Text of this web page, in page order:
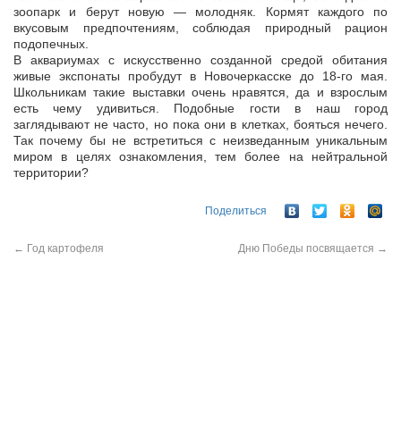
зоопарк и берут новую — молодняк. Кормят каждого по
вкусовым предпочтениям, соблюдая природный рацион
подопечных.
В аквариумах с искусственно созданной средой обитания
живые экспонаты пробудут в Новочеркасске до 18-го мая.
Школьникам такие выставки очень нравятся, да и взрослым
есть чему удивиться. Подобные гости в наш город
заглядывают не часто, но пока они в клетках, бояться нечего.
Так почему бы не встретиться с неизведанным уникальным
миром в целях ознакомления, тем более на нейтральной
территории?
Поделиться
← Год картофеля Дню Победы посвящается →